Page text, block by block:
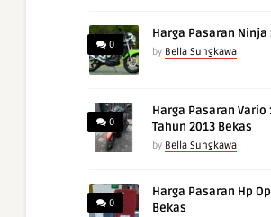
0
Harga Pasaran Ninja
by Bella Sungkawa
0
Harga Pasaran Vario
Tahun 2013 Bekas
by Bella Sungkawa
0
Harga Pasaran Hp
Bekas